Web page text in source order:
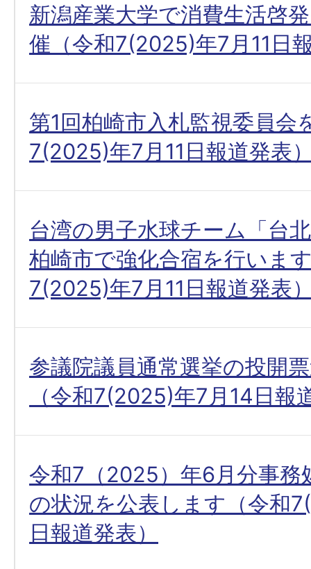
新潟産業大学で消費生活啓
催（令和7(2025)年7月11日
第1回柏崎市入札監視委員会
7(2025)年7月11日報道発表
台湾の男子水球チーム「台
柏崎市で強化合宿を行いま
7(2025)年7月11日報道発表
参議院議員通常選挙の投開
（令和7(2025)年7月14日報
令和7（2025）年6月分事務
の状況を公表します（令和
日報道発表）